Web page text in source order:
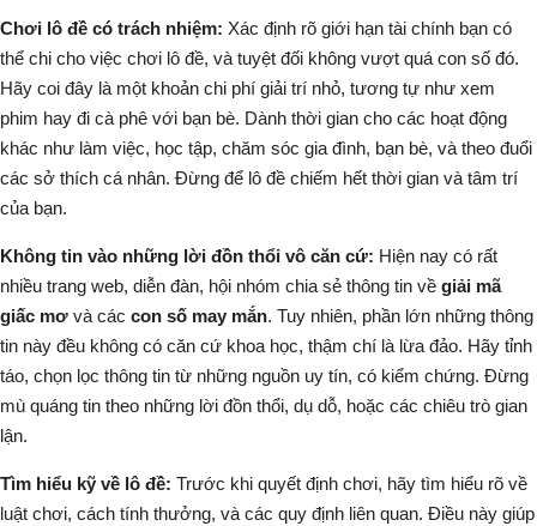
Chơi lô đề có trách nhiệm: Xác định rõ giới hạn tài chính bạn có
thể chi cho việc chơi lô đề, và tuyệt đối không vượt quá con số đó.
Hãy coi đây là một khoản chi phí giải trí nhỏ, tương tự như xem
phim hay đi cà phê với bạn bè. Dành thời gian cho các hoạt động
khác như làm việc, học tập, chăm sóc gia đình, bạn bè, và theo đuổi
các sở thích cá nhân. Đừng để lô đề chiếm hết thời gian và tâm trí
của bạn.
Không tin vào những lời đồn thổi vô căn cứ: Hiện nay có rất
nhiều trang web, diễn đàn, hội nhóm chia sẻ thông tin về giải mã
giấc mơ và các con số may mắn. Tuy nhiên, phần lớn những thông
tin này đều không có căn cứ khoa học, thậm chí là lừa đảo. Hãy tỉnh
táo, chọn lọc thông tin từ những nguồn uy tín, có kiểm chứng. Đừng
mù quáng tin theo những lời đồn thổi, dụ dỗ, hoặc các chiêu trò gian
lận.
Tìm hiểu kỹ về lô đề: Trước khi quyết định chơi, hãy tìm hiểu rõ về
luật chơi, cách tính thưởng, và các quy định liên quan. Điều này giúp